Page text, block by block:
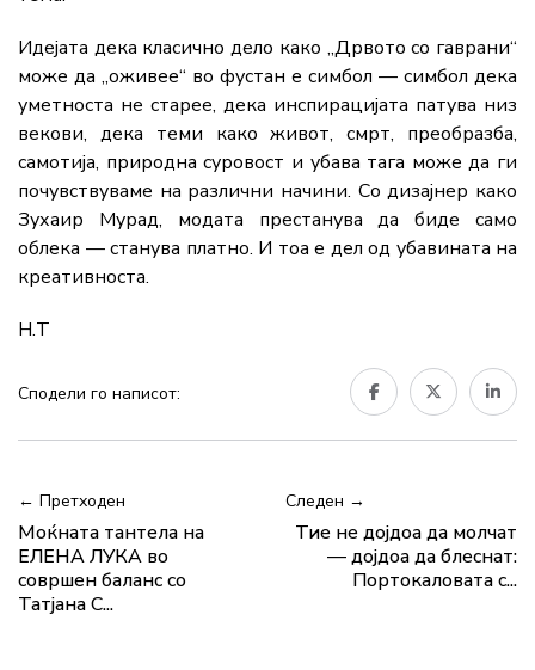
Идејата дека класично дело како „Дрвото со гаврани“
може да „оживее“ во фустан е симбол — симбол дека
уметноста не старее, дека инспирацијата патува низ
векови, дека теми како живот, смрт, преобразба,
самотија, природна суровост и убава тага може да ги
почувствуваме на различни начини. Со дизајнер како
Зухаир Мурад, модата престанува да биде само
облека — станува платно. И тоа е дел од убавината на
креативноста.
Н.Т
Сподели го написот:
← Претходен
Моќната тантела на
ЕЛЕНА ЛУКА во
совршен баланс со
Татјана С...
Следен →
Тие не дојдоа да молчат
— дојдоа да блеснат:
Портокаловата с...